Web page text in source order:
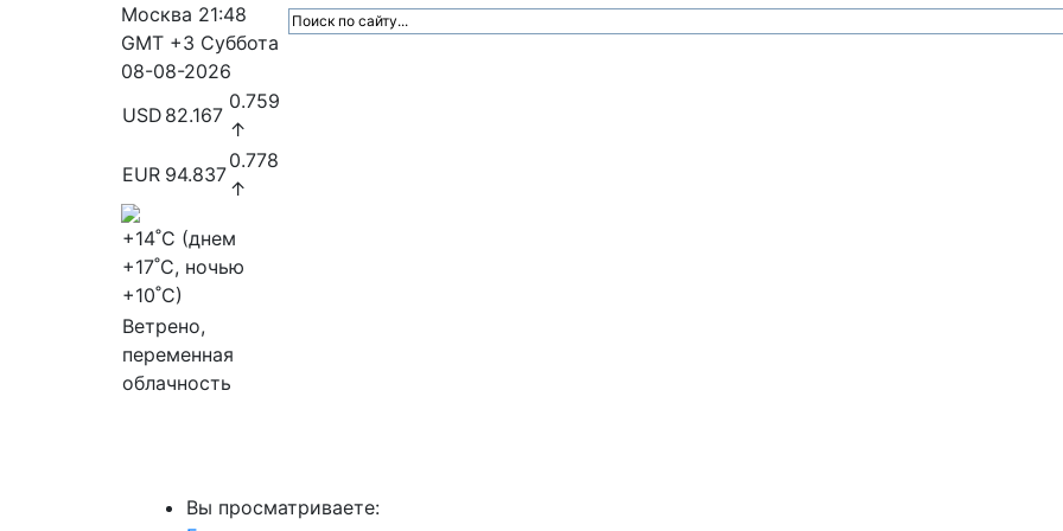
Москва 21:48
GMT +3 Суббота
08-08-2026
USD 82.167
0.759
↑
EUR 94.837
0.778
↑
+14˚C (днем
+17˚C, ночью
+10˚C)
Ветрено,
переменная
облачность
Вы просматриваете: